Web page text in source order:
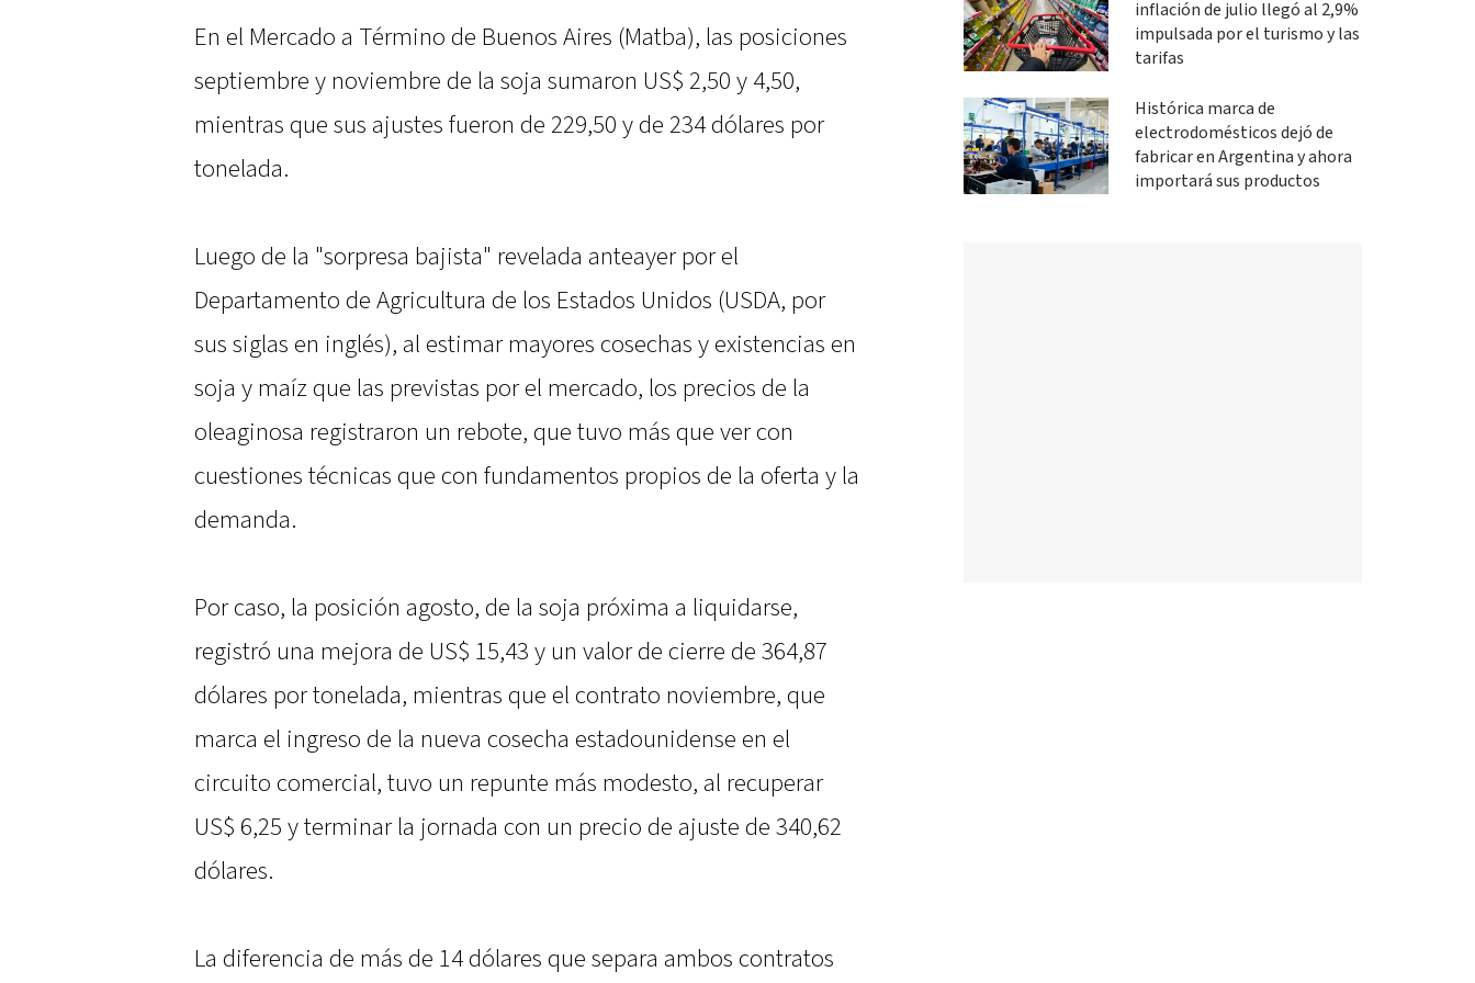
En el Mercado a Término de Buenos Aires (Matba), las posiciones
septiembre y noviembre de la soja sumaron US$ 2,50 y 4,50,
mientras que sus ajustes fueron de 229,50 y de 234 dólares por
tonelada.
Luego de la "sorpresa bajista" revelada anteayer por el
Departamento de Agricultura de los Estados Unidos (USDA, por
sus siglas en inglés), al estimar mayores cosechas y existencias en
soja y maíz que las previstas por el mercado, los precios de la
oleaginosa registraron un rebote, que tuvo más que ver con
cuestiones técnicas que con fundamentos propios de la oferta y la
demanda.
Por caso, la posición agosto, de la soja próxima a liquidarse,
registró una mejora de US$ 15,43 y un valor de cierre de 364,87
dólares por tonelada, mientras que el contrato noviembre, que
marca el ingreso de la nueva cosecha estadounidense en el
circuito comercial, tuvo un repunte más modesto, al recuperar
US$ 6,25 y terminar la jornada con un precio de ajuste de 340,62
dólares.
La diferencia de más de 14 dólares que separa ambos contratos
inflación de julio llegó al 2,9%
impulsada por el turismo y las
tarifas
Histórica marca de
electrodomésticos dejó de
fabricar en Argentina y ahora
importará sus productos